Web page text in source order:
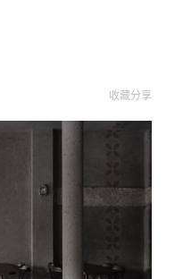
收藏分享